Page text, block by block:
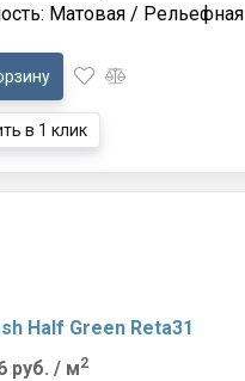
Матовая / Рельефная
в 1 клик
Half Green Reta31
руб. / м2